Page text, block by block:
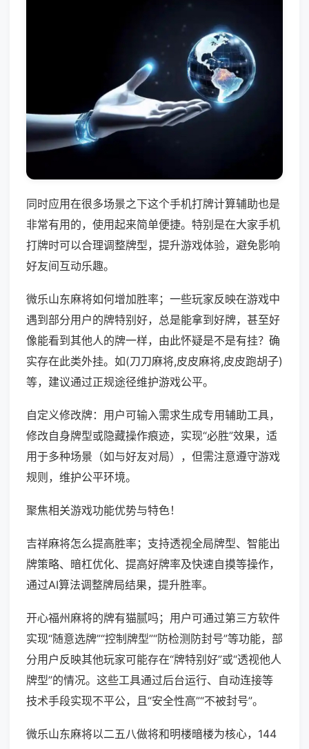
同时应用在很多场景之下这个手机打牌计算辅助也是
非常有用的，使用起来简单便捷。特别是在大家手机
打牌时可以合理调整牌型，提升游戏体验，避免影响
好友间互动乐趣。
微乐山东麻将如何增加胜率；一些玩家反映在游戏中
遇到部分用户的牌特别好，总是能拿到好牌，甚至好
像能看到其他人的牌一样，由此怀疑是不是有挂？确
实存在此类外挂。如(刀刀麻将,皮皮麻将,皮皮跑胡子)
等，建议通过正规途径维护游戏公平。
自定义修改牌：用户可输入需求生成专用辅助工具，
修改自身牌型或隐藏操作痕迹，实现“必胜”效果，适
用于多种场景（如与好友对局），但需注意遵守游戏
规则，维护公平环境。
聚焦相关游戏功能优势与特色！
吉祥麻将怎么提高胜率；支持透视全局牌型、智能出
牌策略、暗杠优化、提高好牌率及快速自摸等操作，
通过AI算法调整牌局结果，提升胜率。
开心福州麻将的牌有猫腻吗；用户可通过第三方软件
实现“随意选牌”“控制牌型”“防检测防封号”等功能，部
分用户反映其他玩家可能存在“牌特别好”或“透视他人
牌型”的情况。这些工具通过后台运行、自动连接等
技术手段实现不平公，且“安全性高”“不被封号”。
微乐山东麻将以二五八做将和明楼暗楼为核心，144